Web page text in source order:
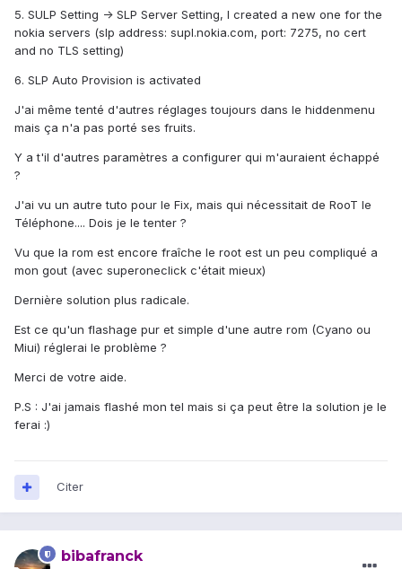
5. SULP Setting -> SLP Server Setting, I created a new one for the
nokia servers (slp address: supl.nokia.com, port: 7275, no cert
and no TLS setting)
6. SLP Auto Provision is activated
J'ai même tenté d'autres réglages toujours dans le hiddenmenu
mais ça n'a pas porté ses fruits.
Y a t'il d'autres paramètres a configurer qui m'auraient échappé
?
J'ai vu un autre tuto pour le Fix, mais qui nécessitait de RooT le
Téléphone.... Dois je le tenter ?
Vu que la rom est encore fraîche le root est un peu compliqué a
mon gout (avec superoneclick c'était mieux)
Dernière solution plus radicale.
Est ce qu'un flashage pur et simple d'une autre rom (Cyano ou
Miui) réglerai le problème ?
Merci de votre aide.
P.S : J'ai jamais flashé mon tel mais si ça peut être la solution je le
ferai :)
Citer
bibafranck